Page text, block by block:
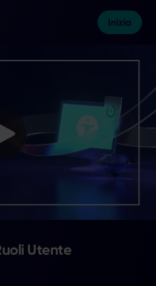
content
Inizia
Utente